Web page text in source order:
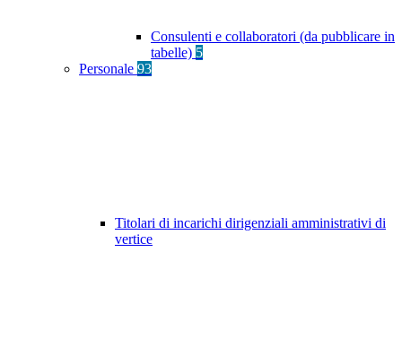
Consulenti e collaboratori (da pubblicare in
tabelle) 5
Personale 93
Titolari di incarichi dirigenziali amministrativi di
vertice